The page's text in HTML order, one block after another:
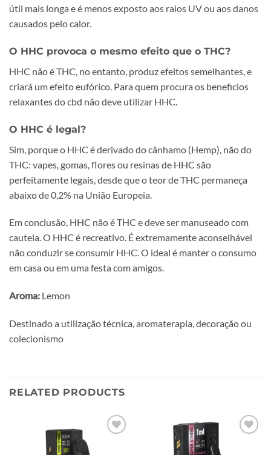
útil mais longa e é menos exposto aos raios UV ou aos danos
causados pelo calor.
O HHC provoca o mesmo efeito que o THC?
HHC não é THC, no entanto, produz efeitos semelhantes, e
criará um efeito eufórico. Para quem procura os beneficios
relaxantes do cbd não deve utilizar HHC.
O HHC é legal?
Sim, porque o HHC é derivado do cânhamo (Hemp), não do
THC: vapes, gomas, flores ou resinas de HHC são
perfeitamente legais, desde que o teor de THC permaneça
abaixo de 0,2% na União Europeia.
Em conclusão, HHC não é THC e deve ser manuseado com
cautela. O HHC é recreativo. É extremamente aconselhável
não conduzir se consumir HHC. O ideal é manter o consumo
em casa ou em uma festa com amigos.
Aroma: Lemon
Destinado a utilização técnica, aromaterapia, decoração ou
colecionismo
RELATED PRODUCTS